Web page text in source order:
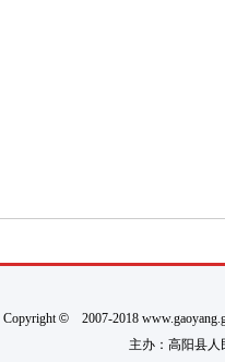
Copyright©2007-2018
主办：高阳县人